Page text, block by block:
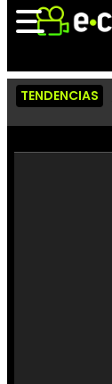
Vídeos
TENDENCIAS